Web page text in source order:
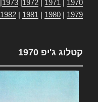
1970
1971
1972
1973
1979
1980
1981
1982
קטלוג ג'יפ 1970